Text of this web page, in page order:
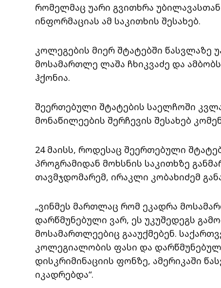
რომელმაც უარი გვითხრა
ინფორმაციას ამ საკითხის შესახებ.
კოლეგების მიერ შტატებში წასვლაზე
მოსამართლე ლაშა ჩხიკვაძე და
ჰქონია.
შეერთებული შტატების საელჩოში
მონაწილეების შერჩევის შესახებ
24 მაისს, როდესაც შეერთებული
პროგრამიდან მოხსნის საკითხზე
თავმჯდომარემ, ირაკლი კობახიძემ
„ვინმეს მართლაც რომ ეკადრა
დარწმუნებული ვარ, ეს უკუშედეგს
მოსამართლეებიც გააუქმებენ.
კოლეგიალობის ფასი და
დისკრიმინაციის ფონზე, ამერიკაში
იკადრებდა“.